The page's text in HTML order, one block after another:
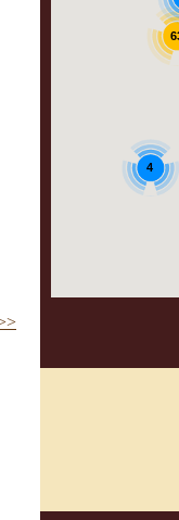
4